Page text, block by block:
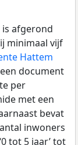
afgerond
minimaal vijf
Hattem
document
per
met een
bevat
inwoners
tot 5 jaar’ tot